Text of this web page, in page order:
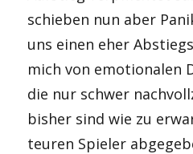
schieben nun aber
uns einen eher
mich von emotionalen
die nur schwer
bisher sind wie zu
teuren Spieler